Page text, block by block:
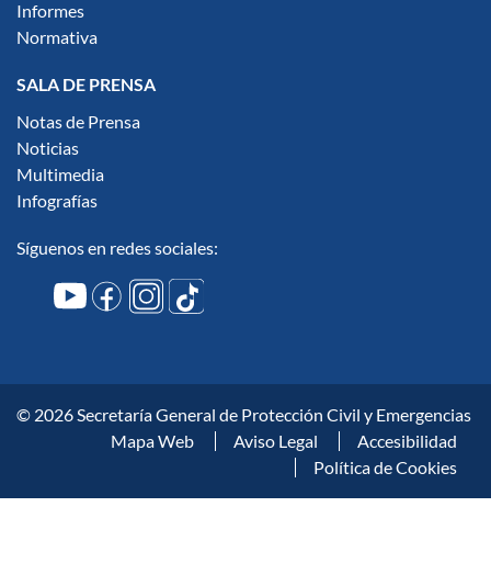
Informes
Normativa
SALA DE PRENSA
Notas de Prensa
Noticias
Multimedia
Infografías
Síguenos en redes sociales:
© 2026 Secretaría General de Protección Civil y Emergencias
Mapa Web
Aviso Legal
Accesibilidad
Política de Cookies